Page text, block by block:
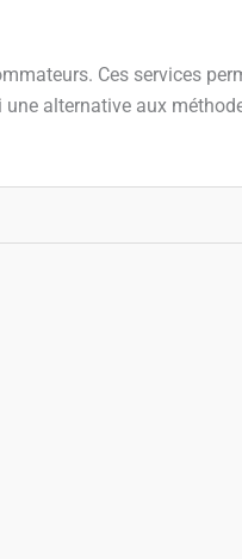
Ces services
alternative aux